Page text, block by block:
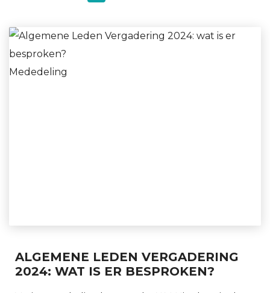
Mededeling
ALGEMENE LEDEN VERGADERING
2024: WAT IS ER BESPROKEN?